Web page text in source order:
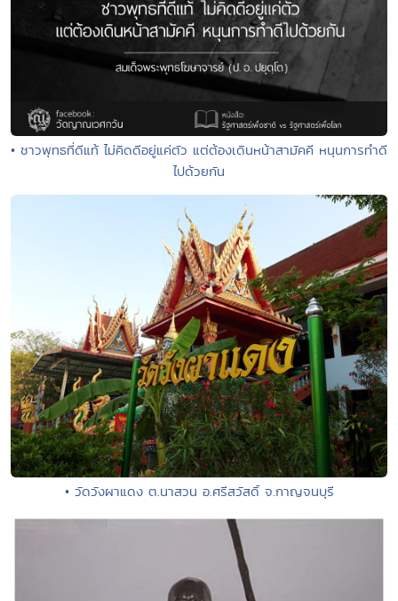
• ชาวพุทธที่ดีแท้ ไม่คิดดีอยู่แค่ตัว แต่ต้องเดินหน้าสามัคคี หนุนการทำดี
ไปด้วยกัน
• วัดวังผาแดง ต.นาสวน อ.ศรีสวัสดิ์ จ.กาญจนบุรี